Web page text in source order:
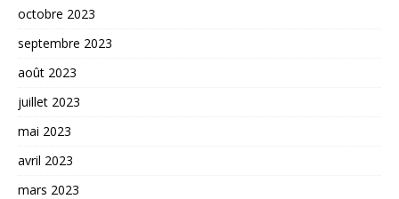
octobre 2023
septembre 2023
août 2023
juillet 2023
mai 2023
avril 2023
mars 2023